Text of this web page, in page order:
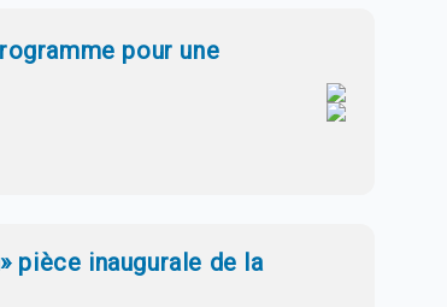
pour une
pièce inaugurale de la